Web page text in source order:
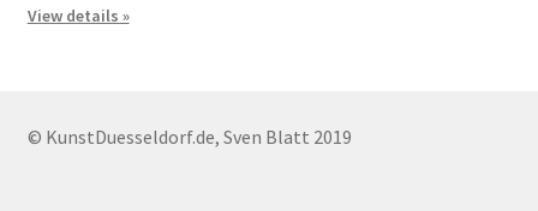
View details »
© KunstDuesseldorf.de, Sven Blatt 2019